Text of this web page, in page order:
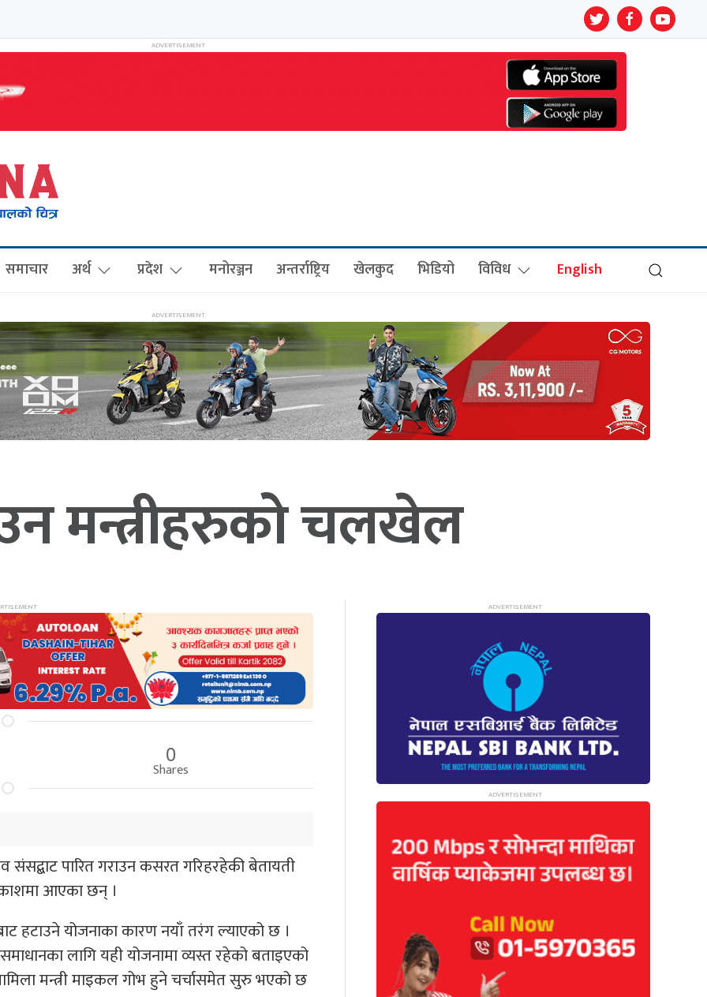
समाचार अर्थ प्रदेश मनोरञ्जन अन्तर्राष्ट्रिय खेलकुद भिडियो विविध English
मन्त्रीहरुको चलखेल
0
Shares
संसद्बाट पारित गराउन कसरत गरिहरहेकी बेतायती
आएका छन् ।
हटाउने योजनाका कारण नयाँ तरंग ल्याएको छ ।
लागि यही योजनामा व्यस्त रहेको बताइएको
मन्त्री माइकल गोभ हुने चर्चासमेत सुरु भएको छ